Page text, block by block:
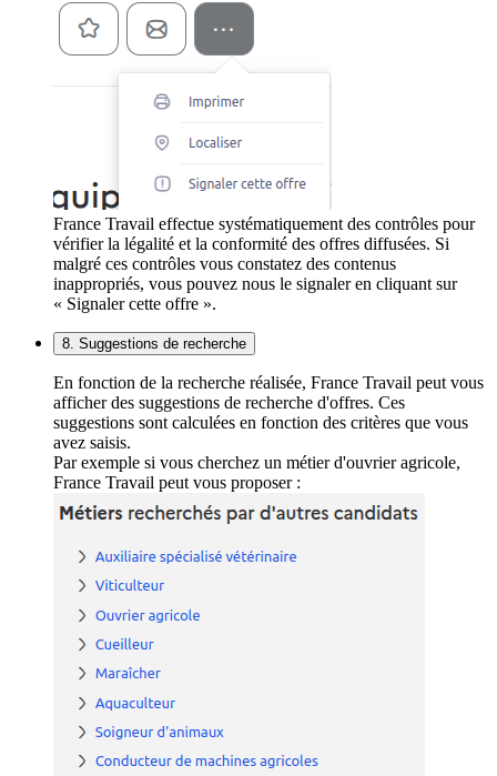
France Travail effectue systématiquement des contrôles pour
vérifier la légalité et la conformité des offres diffusées. Si
malgré ces contrôles vous constatez des contenus
inappropriés, vous pouvez nous le signaler en cliquant sur
« Signaler cette offre ».
8. Suggestions de recherche
En fonction de la recherche réalisée, France Travail peut vous
afficher des suggestions de recherche d'offres. Ces
suggestions sont calculées en fonction des critères que vous
avez saisis.
Par exemple si vous cherchez un métier d'ouvrier agricole,
France Travail peut vous proposer :